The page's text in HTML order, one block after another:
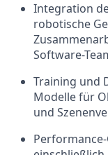
Integration
robotische
Software-
Training und
Modelle für
und